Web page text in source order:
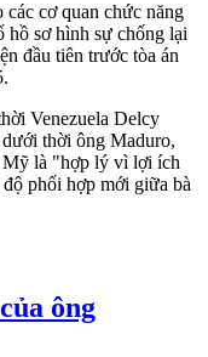
các cơ quan chức năng
hồ sơ hình sự chống lại
đầu tiên trước tòa án
Venezuela Delcy
thời ông Maduro,
Mỹ là "hợp lý vì lợi ích
phối hợp mới giữa bà
ông